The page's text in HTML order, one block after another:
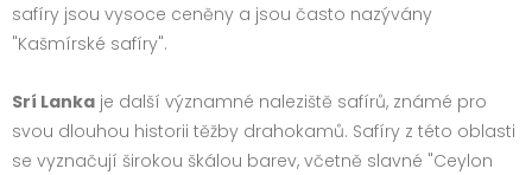
safíry jsou vysoce ceněny a jsou často nazývány
"Kašmírské safíry".
Srí Lanka je další významné naleziště safírů, známé pro
svou dlouhou historii těžby drahokamů. Safíry z této oblasti
se vyznačují širokou škálou barev, včetně slavné "Ceylon